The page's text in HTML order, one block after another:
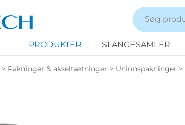
PRODUKTER SLANGESAMLER
> Pakninger & akseltætninger > Unionspakninger >